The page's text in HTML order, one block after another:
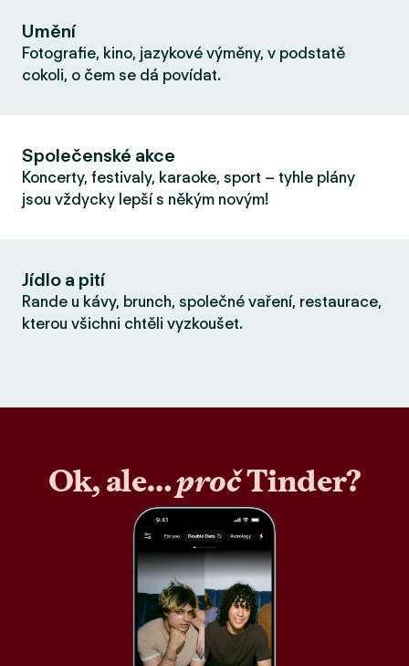
Umění
Fotografie, kino, jazykové výměny, v podstatě
cokoli, o čem se dá povídat.
Společenské akce
Koncerty, festivaly, karaoke, sport – tyhle plány
jsou vždycky lepší s někým novým!
Jídlo a pití
Rande u kávy, brunch, společné vaření, restaurace,
kterou všichni chtěli vyzkoušet.
Ok, ale…pročTinder?